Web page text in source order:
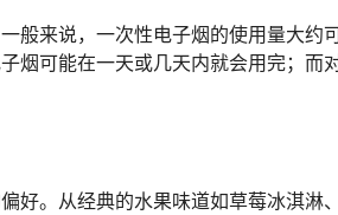
般来说，一次性电子烟的使用量大约
烟可能在一天或几天内就会用完；而
好。从经典的水果味道如草莓冰淇淋